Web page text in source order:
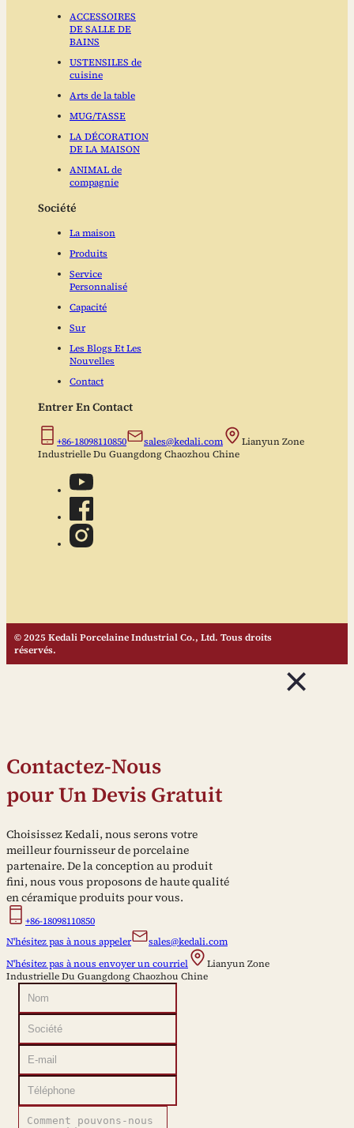
ACCESSOIRES
DE SALLE DE
BAINS
USTENSILES de
cuisine
Arts de la table
MUG/TASSE
LA DÉCORATION
DE LA MAISON
ANIMAL de
compagnie
Société
La maison
Produits
Service
Personnalisé
Capacité
Sur
Les Blogs Et Les
Nouvelles
Contact
Entrer En Contact
+86-18098110850 sales@kedali.com
Lianyun Zone
Industrielle Du Guangdong Chaozhou Chine
© 2025 Kedali Porcelaine Industrial Co., Ltd. Tous droits
réservés.
Contactez-Nous
pour Un Devis Gratuit
Choisissez Kedali, nous serons votre
meilleur fournisseur de porcelaine
partenaire. De la conception au produit
fini, nous vous proposons de haute qualité
en céramique produits pour vous.
+86-18098110850
N'hésitez pas à nous appeler
sales@kedali.com
N'hésitez pas à nous envoyer un courriel
Lianyun Zone
Industrielle Du Guangdong Chaozhou Chine